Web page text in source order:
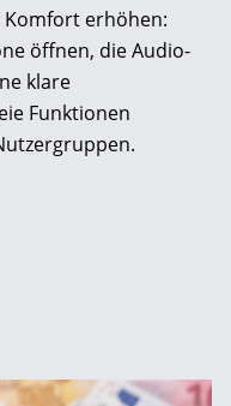
erhöhen:
öffnen, die Audio-
klare
Funktionen